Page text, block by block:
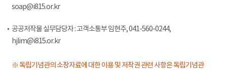
soap@i815.or.kr
공공저작물 실무담당자 : 고객소통부 임현주, 041-560-0244,
hjlim@i815.or.kr
※ 독립기념관의 소장자료에 대한 이용 및 저작권 관련 사항은 독립기념관